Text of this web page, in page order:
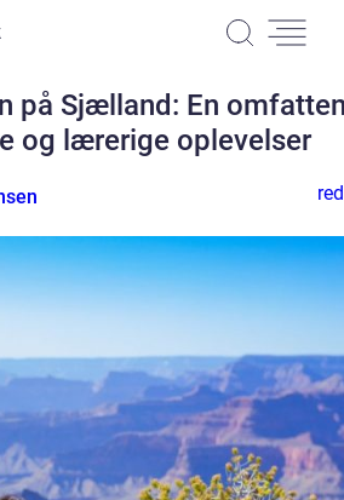
på Sjælland: En
og lærerige oplevelser